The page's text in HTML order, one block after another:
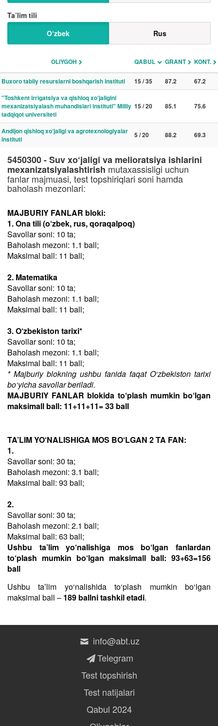
Ta’lim tili
O‘zbek
Rus
OLIYGOH QABUL GRANT KONT.
Buxoro tabiiy resurslarni boshqarish instituti 15 / 35 87.2
67.2
"Toshkent irrigatsiya va qishloq xo‘jaligini
mexanizatsiyalash muhandislari instituti" Milliy
tadqiqot universiteti
15 / 20 85.1 75.6
Andijon qishloq xo‘jaligi va agrotexnologiyalar
instituti
5 / 20 88.2 69.3
5450300 - Suv xo‘jaligi va melioratsiya ishlarini
mexanizatsiyalashtirish mutaxassisligi uchun
fanlar majmuasi, test topshiriqlari soni hamda
baholash mezonlari:
MAJBURIY FANLAR bloki:
1. Ona tili (o‘zbek, rus, qoraqalpoq)
Savollar soni: 10 ta;
Baholash mezoni: 1.1 ball;
Maksimal ball: 11 ball;
2. Matematika
Savollar soni: 10 ta;
Baholash mezoni: 1.1 ball;
Maksimal ball: 11 ball;
3. O‘zbekiston tarixi*
Savollar soni: 10 ta;
Baholash mezoni: 1.1 ball;
Maksimal ball: 11 ball;
* Majburiy blokning ushbu fanida faqat O‘zbekiston tarixi
bo‘yicha savollar beriladi.
MAJBURIY FANLAR blokida to‘plash mumkin bo‘lgan
maksimall ball: 11+11+11= 33 ball
TA’LIM YO‘NALISHIGA MOS BO‘LGAN 2 TA FAN:
1.
Savollar soni: 30 ta;
Baholash mezoni: 3.1 ball;
Maksimal ball: 93 ball;
2.
Savollar soni: 30 ta;
Baholash mezoni: 2.1 ball;
Maksimal ball: 63 ball;
Ushbu ta’lim yo‘nalishiga mos bo‘lgan fanlardan
to‘plash mumkin bo‘lgan maksimall ball: 93+63=156
ball
Ushbu taʼlim yo‘nalishida to‘plash mumkin bo‘lgan
maksimal ball – 189 ballni tashkil etadi.
info@abt.uz
Telegram
Test topshirish
Test natijalari
Qabul 2024